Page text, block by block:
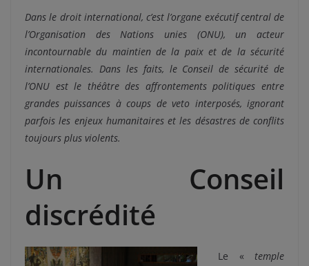
Dans le droit international, c’est l’organe exécutif central de
l’Organisation des Nations unies (ONU), un acteur
incontournable du maintien de la paix et de la sécurité
internationales. Dans les faits, le Conseil de sécurité de
l’ONU est le théâtre des affrontements politiques entre
grandes puissances à coups de veto interposés, ignorant
parfois les enjeux humanitaires et les désastres de conflits
toujours plus violents.
Un Conseil
discrédité
Le « temple